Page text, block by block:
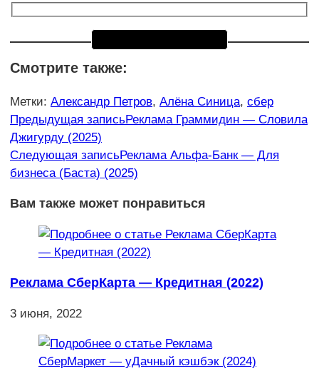
Смотрите также:
Метки: Александр Петров, Алёна Синица, сбер
Еще
статьи
Предыдущая записьРеклама Граммидин — Словила
Джигурду (2025)
Следующая записьРеклама Альфа-Банк — Для
бизнеса (Баста) (2025)
Вам также может понравиться
Реклама СберКарта — Кредитная (2022)
3 июня, 2022